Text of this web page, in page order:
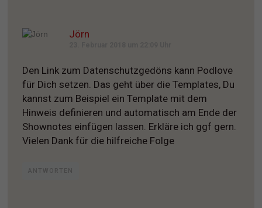
Jörn
Den Link zum Datenschutzgedöns kann Podlove
für Dich setzen. Das geht über die Templates, Du
kannst zum Beispiel ein Template mit dem
Hinweis definieren und automatisch am Ende der
Shownotes einfügen lassen. Erkläre ich ggf gern.
Vielen Dank für die hilfreiche Folge
ANTWORTEN